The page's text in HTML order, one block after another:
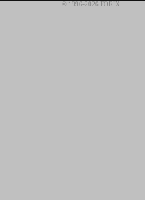
© 1996-2026 FORIX